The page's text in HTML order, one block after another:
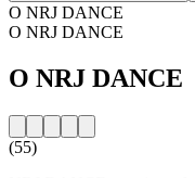
O NRJ DANCE
O NRJ DANCE
O NRJ DANCE
(55)